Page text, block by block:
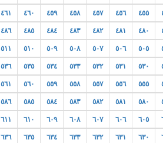
٤٥٥ ٤٥٦ ٤٥٧ ٤٥٨ ٤٥٩ ٤٦٠ ٤٦١
٤٨٠ ٤٨١ ٤٨٢ ٤٨٣ ٤٨٤ ٤٨٥ ٤٨٦
٥٠٥ ٥٠٦ ٥٠٧ ٥٠٨ ٥٠٩ ٥١٠ ٥١١
٥٣٠ ٥٣١ ٥٣٢ ٥٣٣ ٥٣٤ ٥٣٥ ٥٣٦
٥٥٥ ٥٥٦ ٥٥٧ ٥٥٨ ٥٥٩ ٥٦٠ ٥٦١
٥٨٠ ٥٨١ ٥٨٢ ٥٨٣ ٥٨٤ ٥٨٥ ٥٨٦
٦٠٥ ٦٠٦ ٦٠٧ ٦٠٨ ٦٠٩ ٦١٠ ٦١١
٦٣٠ ٦٣١ ٦٣٢ ٦٣٣ ٦٣٤ ٦٣٥ ٦٣٦